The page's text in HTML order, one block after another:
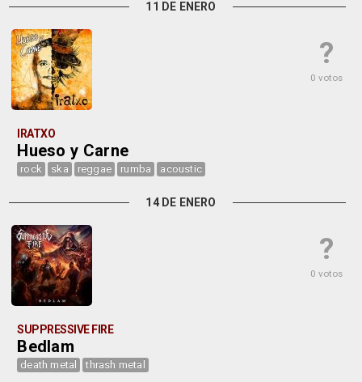
11 DE ENERO
?
0 votos
IRATXO
Hueso y Carne
rock ska reggae rumba acoustic
14 DE ENERO
?
0 votos
SUPPRESSIVE FIRE
Bedlam
death metal thrash metal